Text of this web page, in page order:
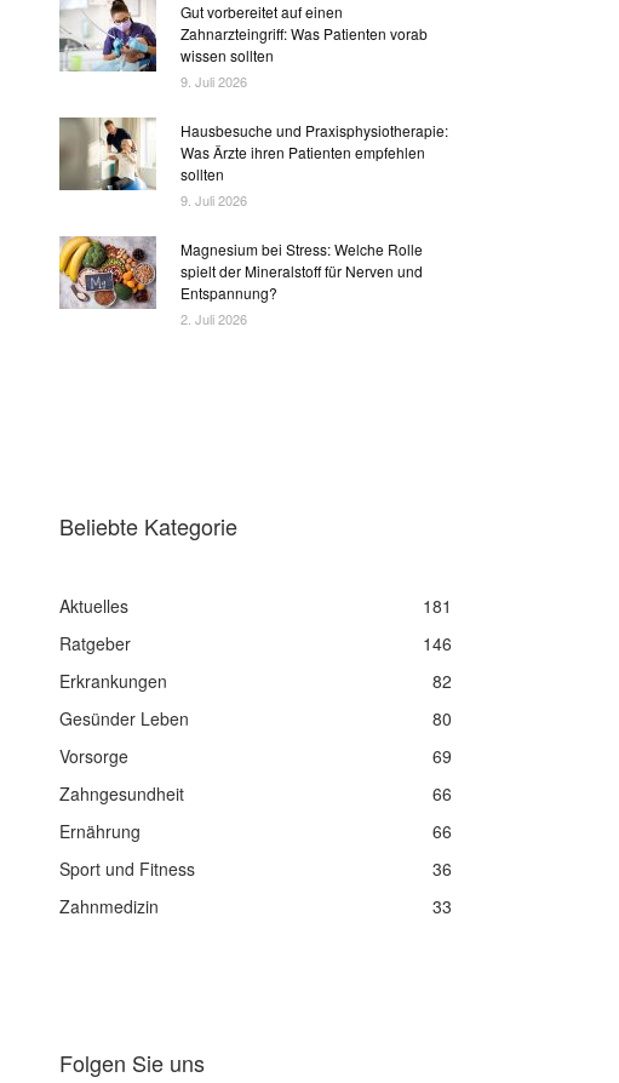
Gut vorbereitet auf einen
Zahnarzteingriff: Was Patienten vorab
wissen sollten
9. Juli 2026
Hausbesuche und Praxisphysiotherapie:
Was Ärzte ihren Patienten empfehlen
sollten
9. Juli 2026
Magnesium bei Stress: Welche Rolle
spielt der Mineralstoff für Nerven und
Entspannung?
2. Juli 2026
Beliebte Kategorie
Aktuelles
181
Ratgeber
146
Erkrankungen
82
Gesünder Leben
80
Vorsorge
69
Zahngesundheit
66
Ernährung
66
Sport und Fitness
36
Zahnmedizin
33
Folgen Sie uns